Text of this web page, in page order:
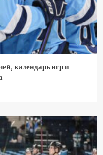
календарь игр и